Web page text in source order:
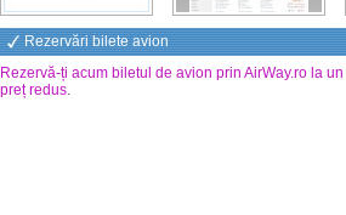
Rezervări bilete avion
Rezervă-ți acum biletul de avion prin AirWay.ro la un
preț redus.